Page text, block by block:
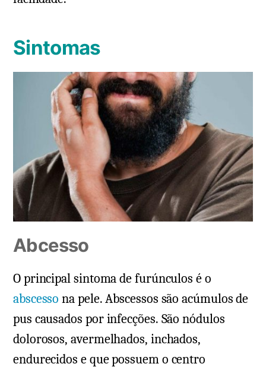
Sintomas
Abcesso
O principal sintoma de furúnculos é o
abscesso na pele. Abscessos são acúmulos de
pus causados por infecções. São nódulos
dolorosos, avermelhados, inchados,
endurecidos e que possuem o centro